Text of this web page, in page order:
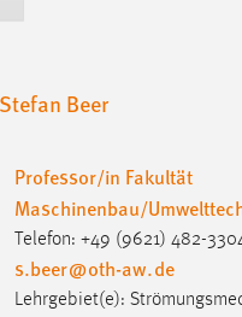
Beer
Professor/in Fakultät
Maschinenbau/
Telefon: +49 (9621) 482-
s.beer@oth-aw.de
Lehrgebiet(e):
Cookies gesetzt.